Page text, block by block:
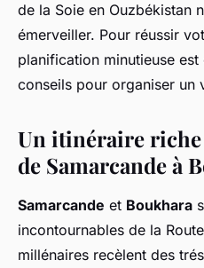
de la Soie en Ouzbékistan
émerveiller. Pour réussir
planification minutieuse
conseils pour organiser un
Un itinéraire riche
de Samarcande à
Samarcande et Boukhara
incontournables de la
millénaires recèlent des